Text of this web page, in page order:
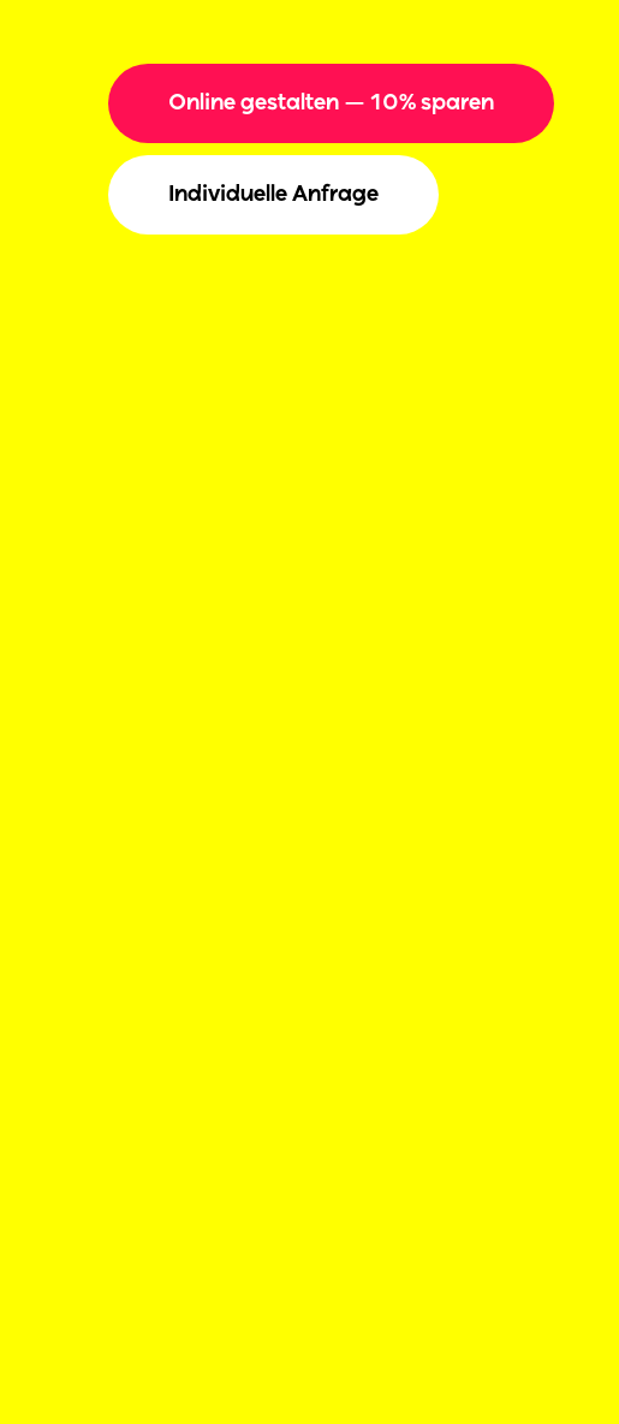
Online gestalten — 10% sparen
Individuelle Anfrage